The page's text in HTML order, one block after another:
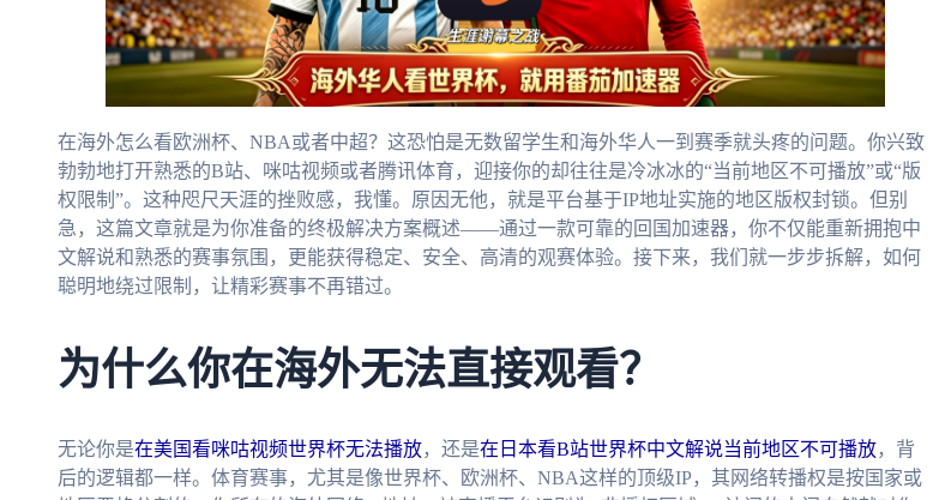
在海外怎么看欧洲杯、NBA或者中超？这恐怕是无数留学生和海外华人一到赛季就头疼的问题。你兴致
勃勃地打开熟悉的B站、咪咕视频或者腾讯体育，迎接你的却往往是冷冰冰的“当前地区不可播放”或“版
权限制”。这种咫尺天涯的挫败感，我懂。原因无他，就是平台基于IP地址实施的地区版权封锁。但别
急，这篇文章就是为你准备的终极解决方案概述——通过一款可靠的回国加速器，你不仅能重新拥抱中
文解说和熟悉的赛事氛围，更能获得稳定、安全、高清的观赛体验。接下来，我们就一步步拆解，如何
聪明地绕过限制，让精彩赛事不再错过。
为什么你在海外无法直接观看？
无论你是在美国看咪咕视频世界杯无法播放，还是在日本看B站世界杯中文解说当前地区不可播放，背
后的逻辑都一样。体育赛事，尤其是像世界杯、欧洲杯、NBA这样的顶级IP，其网络转播权是按国家或